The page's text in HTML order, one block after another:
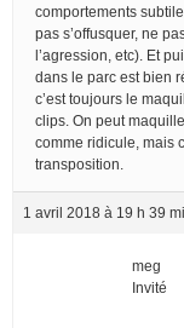
comportements
pas s’offusquer, ne
l’agression, etc). Et
dans le parc est bien
c’est toujours le
clips. On peut
comme ridicule, mais
transposition.
1 avril 2018 à 19 h 39
meg
Invité